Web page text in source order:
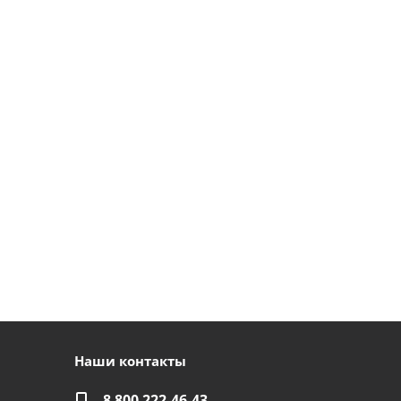
Наши контакты